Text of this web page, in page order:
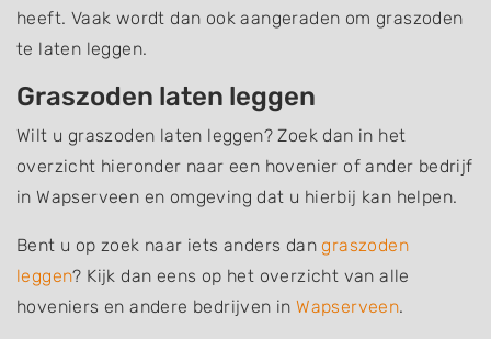
heeft. Vaak wordt dan ook aangeraden om graszoden
te laten leggen.
Graszoden laten leggen
Wilt u graszoden laten leggen? Zoek dan in het
overzicht hieronder naar een hovenier of ander bedrijf
in Wapserveen en omgeving dat u hierbij kan helpen.
Bent u op zoek naar iets anders dangraszoden
leggen? Kijk dan eens op het overzicht van alle
hoveniers en andere bedrijven inWapserveen.